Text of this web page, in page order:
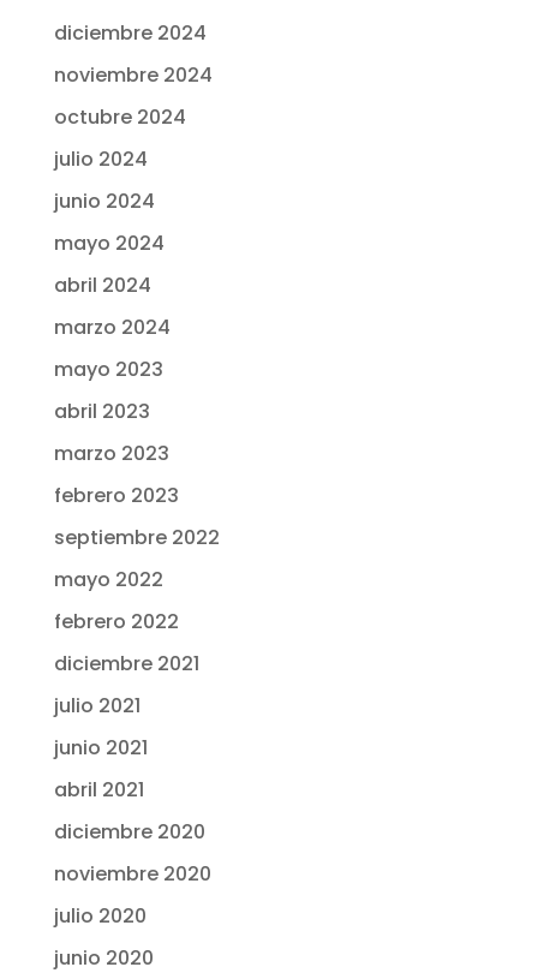
diciembre 2024
noviembre 2024
octubre 2024
julio 2024
junio 2024
mayo 2024
abril 2024
marzo 2024
mayo 2023
abril 2023
marzo 2023
febrero 2023
septiembre 2022
mayo 2022
febrero 2022
diciembre 2021
julio 2021
junio 2021
abril 2021
diciembre 2020
noviembre 2020
julio 2020
junio 2020